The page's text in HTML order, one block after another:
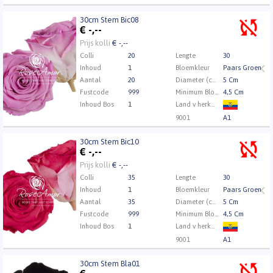
30cm Stem Bic08
€ -,--
Prijs kolli € -,--
Colli 20 Lengte
30
Inhoud
1 Bloemkleur
Paars Groen
Aantal
20
5 Cm
Fustcode
999
4,5 Cm
Inhoud Bos
1
9001
A1
30cm Stem Bic08
Eerst Inloggen a.u.b.Klik hier om in te loggen.
30cm Stem Bic10
€ -,--
Prijs kolli € -,--
Colli 35 Lengte
30
Inhoud
1 Bloemkleur
Paars Groen
Aantal
35
5 Cm
Fustcode
999
4,5 Cm
Inhoud Bos
1
9001
A1
30cm Stem Bic10
Eerst Inloggen a.u.b.Klik hier om in te loggen.
30cm Stem Bla01
30cm Stem Bla01